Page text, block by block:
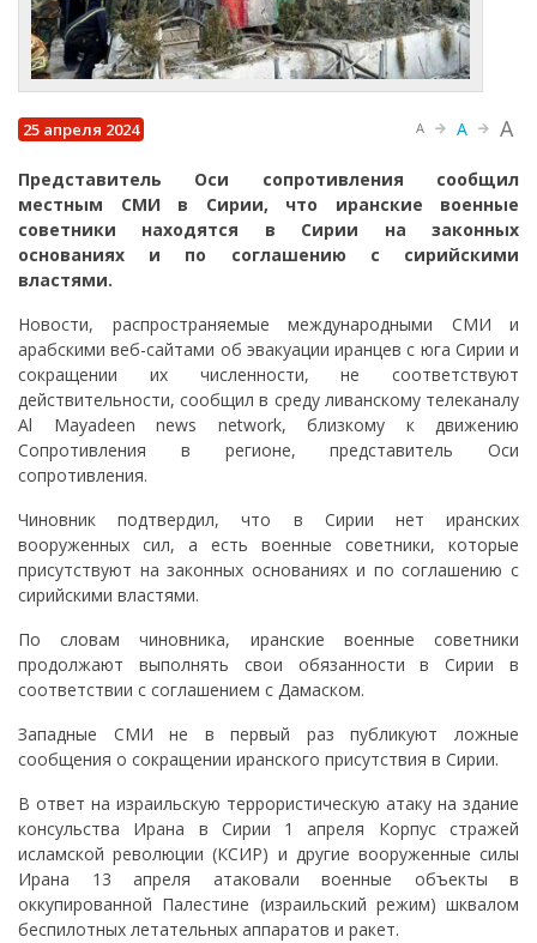
25 апреля 2024 A A A
Представитель Оси сопротивления сообщил
местным СМИ в Сирии, что иранские военные
советники находятся в Сирии на законных
основаниях и по соглашению с сирийскими
властями.
Новости, распространяемые международными СМИ и
арабскими веб-сайтами об эвакуации иранцев с юга Сирии и
сокращении их численности, не соответствуют
действительности, сообщил в среду ливанскому телеканалу
Al Mayadeen news network, близкому к движению
Сопротивления в регионе, представитель Оси
сопротивления.
Чиновник подтвердил, что в Сирии нет иранских
вооруженных сил, а есть военные советники, которые
присутствуют на законных основаниях и по соглашению с
сирийскими властями.
По словам чиновника, иранские военные советники
продолжают выполнять свои обязанности в Сирии в
соответствии с соглашением с Дамаском.
Западные СМИ не в первый раз публикуют ложные
сообщения о сокращении иранского присутствия в Сирии.
В ответ на израильскую террористическую атаку на здание
консульства Ирана в Сирии 1 апреля Корпус стражей
исламской революции (КСИР) и другие вооруженные силы
Ирана 13 апреля атаковали военные объекты в
оккупированной Палестине (израильский режим) шквалом
беспилотных летательных аппаратов и ракет.